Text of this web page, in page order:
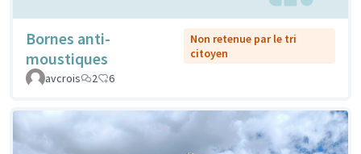
Bornes anti-
moustiques
Non retenue par le tri
citoyen
avcrois
2 6